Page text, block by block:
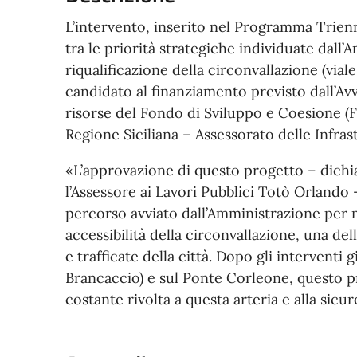
L’intervento, inserito nel Programma
tra le priorità strategiche individuate
riqualificazione della circonvallazione
candidato al finanziamento previsto
risorse del Fondo di Sviluppo e Coesione
Regione Siciliana – Assessorato delle
«L’approvazione di questo progetto –
l’Assessore ai Lavori Pubblici Totò
percorso avviato dall’Amministrazione
accessibilità della circonvallazione, una
e trafficate della città. Dopo gli interventi
Brancaccio) e sul Ponte Corleone, questo
costante rivolta a questa arteria e alla